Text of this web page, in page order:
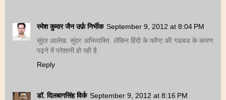
रमेश कुमार जैन उर्फ़ निर्भीक September 9, 2012 at 8:04 PM
सुंदर आलेख. सुंदर अभिव्यक्ति. लेकिन हिंदी के फॉण्ट की गडबड के कारण
पढ़ने में परेशानी हो रही है.
Reply
डॉ. दिलबागसिंह विर्क September 9, 2012 at 8:16 PM